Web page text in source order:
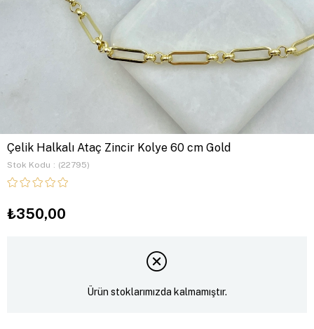
Çelik Halkalı Ataç Zincir Kolye 60 cm Gold
Stok Kodu (22795)
₺350,00
Ürün stoklarımızda kalmamıştır.